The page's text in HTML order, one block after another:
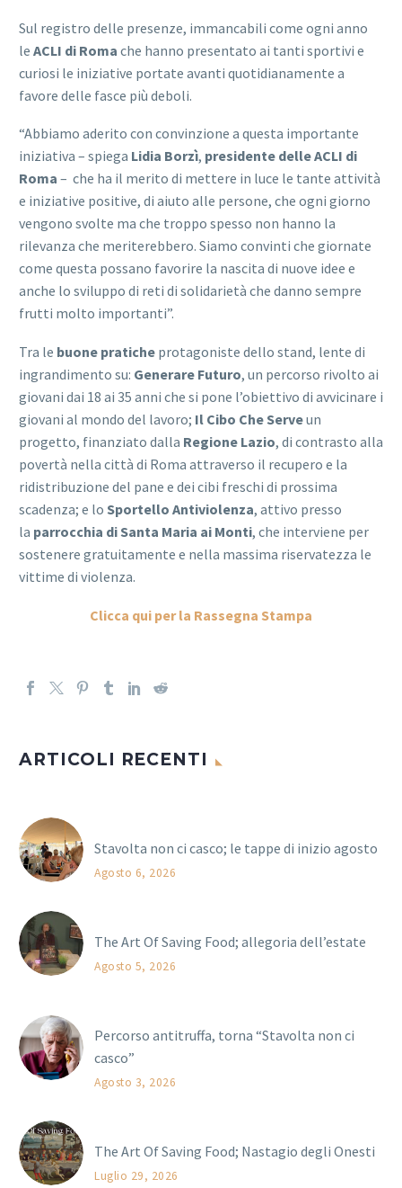
Sul registro delle presenze, immancabili come ogni anno
le ACLI di Roma che hanno presentato ai tanti sportivi e
curiosi le iniziative portate avanti quotidianamente a
favore delle fasce più deboli.
“Abbiamo aderito con convinzione a questa importante
iniziativa – spiega Lidia Borzì, presidente delle ACLI di
Roma – che ha il merito di mettere in luce le tante attività
e iniziative positive, di aiuto alle persone, che ogni giorno
vengono svolte ma che troppo spesso non hanno la
rilevanza che meriterebbero. Siamo convinti che giornate
come questa possano favorire la nascita di nuove idee e
anche lo sviluppo di reti di solidarietà che danno sempre
frutti molto importanti”.
Tra le buone pratiche protagoniste dello stand, lente di
ingrandimento su: Generare Futuro, un percorso rivolto ai
giovani dai 18 ai 35 anni che si pone l’obiettivo di avvicinare i
giovani al mondo del lavoro; Il Cibo Che Serveun
progetto, finanziato dalla Regione Lazio, di contrasto alla
povertà nella città di Roma attraverso il recupero e la
ridistribuzione del pane e dei cibi freschi di prossima
scadenza; e lo Sportello Antiviolenza, attivo presso
la parrocchia di Santa Maria ai Monti, che interviene per
sostenere gratuitamente e nella massima riservatezza le
vittime di violenza.
Clicca qui per la Rassegna Stampa
ARTICOLI RECENTI
Stavolta non ci casco; le tappe di inizio agosto
Agosto 6, 2026
The Art Of Saving Food; allegoria dell’estate
Agosto 5, 2026
Percorso antitruffa, torna “Stavolta non ci
casco”
Agosto 3, 2026
The Art Of Saving Food; Nastagio degli Onesti
Luglio 29, 2026